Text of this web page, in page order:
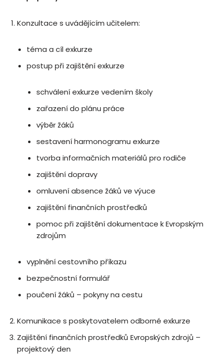
Konzultace s uvádějícím učitelem:
téma a cíl exkurze
postup při zajištění exkurze
schválení exkurze vedením školy
zařazení do plánu práce
výběr žáků
sestavení harmonogramu exkurze
tvorba informačních materiálů pro rodiče
zajištění dopravy
omluvení absence žáků ve výuce
zajištění finančních prostředků
pomoc při zajištění dokumentace k Evropským
zdrojům
vyplnění cestovního příkazu
bezpečnostní formulář
poučení žáků – pokyny na cestu
Komunikace s poskytovatelem odborné exkurze
Zajištění finančních prostředků Evropských zdrojů –
projektový den